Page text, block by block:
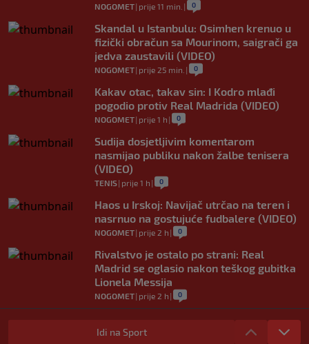
NOGOMET| prije 11 min. | 0
Skandal u Istanbulu: Osimhen krenuo u
fizički obračun sa Mourinom, saigrači ga
jedva zaustavili (VIDEO)
NOGOMET| prije 25 min. | 0
Kakav otac, takav sin: I Kodro mlađi
pogodio protiv Real Madrida (VIDEO)
NOGOMET| prije 1 h | 0
Sudija dosjetljivim komentarom
nasmijao publiku nakon žalbe tenisera
(VIDEO)
TENIS| prije 1 h | 0
Haos u Irskoj: Navijač utrčao na teren i
nasrnuo na gostujuće fudbalere (VIDEO)
NOGOMET| prije 2 h | 0
Rivalstvo je ostalo po strani: Real
Madrid se oglasio nakon teškog gubitka
Lionela Messija
NOGOMET| prije 2 h | 0
WNBA igračice odgovorile Kanteru
nakon provokacije: "Nećemo biti politički
Idi na Sport